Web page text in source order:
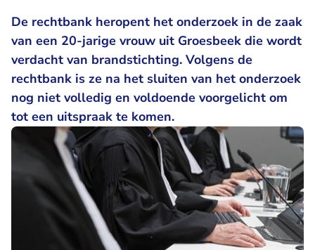
De rechtbank heropent het onderzoek in de zaak
van een 20-jarige vrouw uit Groesbeek die wordt
verdacht van brandstichting. Volgens de
rechtbank is ze na het sluiten van het onderzoek
nog niet volledig en voldoende voorgelicht om
tot een uitspraak te komen.